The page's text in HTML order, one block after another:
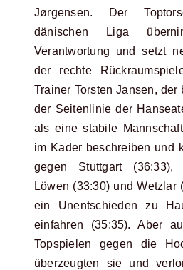
Jørgensen. Der
dänischen Liga
Verantwortung und setzt
der rechte
Trainer Torsten Jansen,
der Seitenlinie der
als eine stabile
im Kader beschreiben und
gegen Stuttgart (36:33),
Löwen (33:30) und Wetzlar
ein Unentschieden zu
einfahren (35:35). Aber
Topspielen gegen die
überzeugten sie und